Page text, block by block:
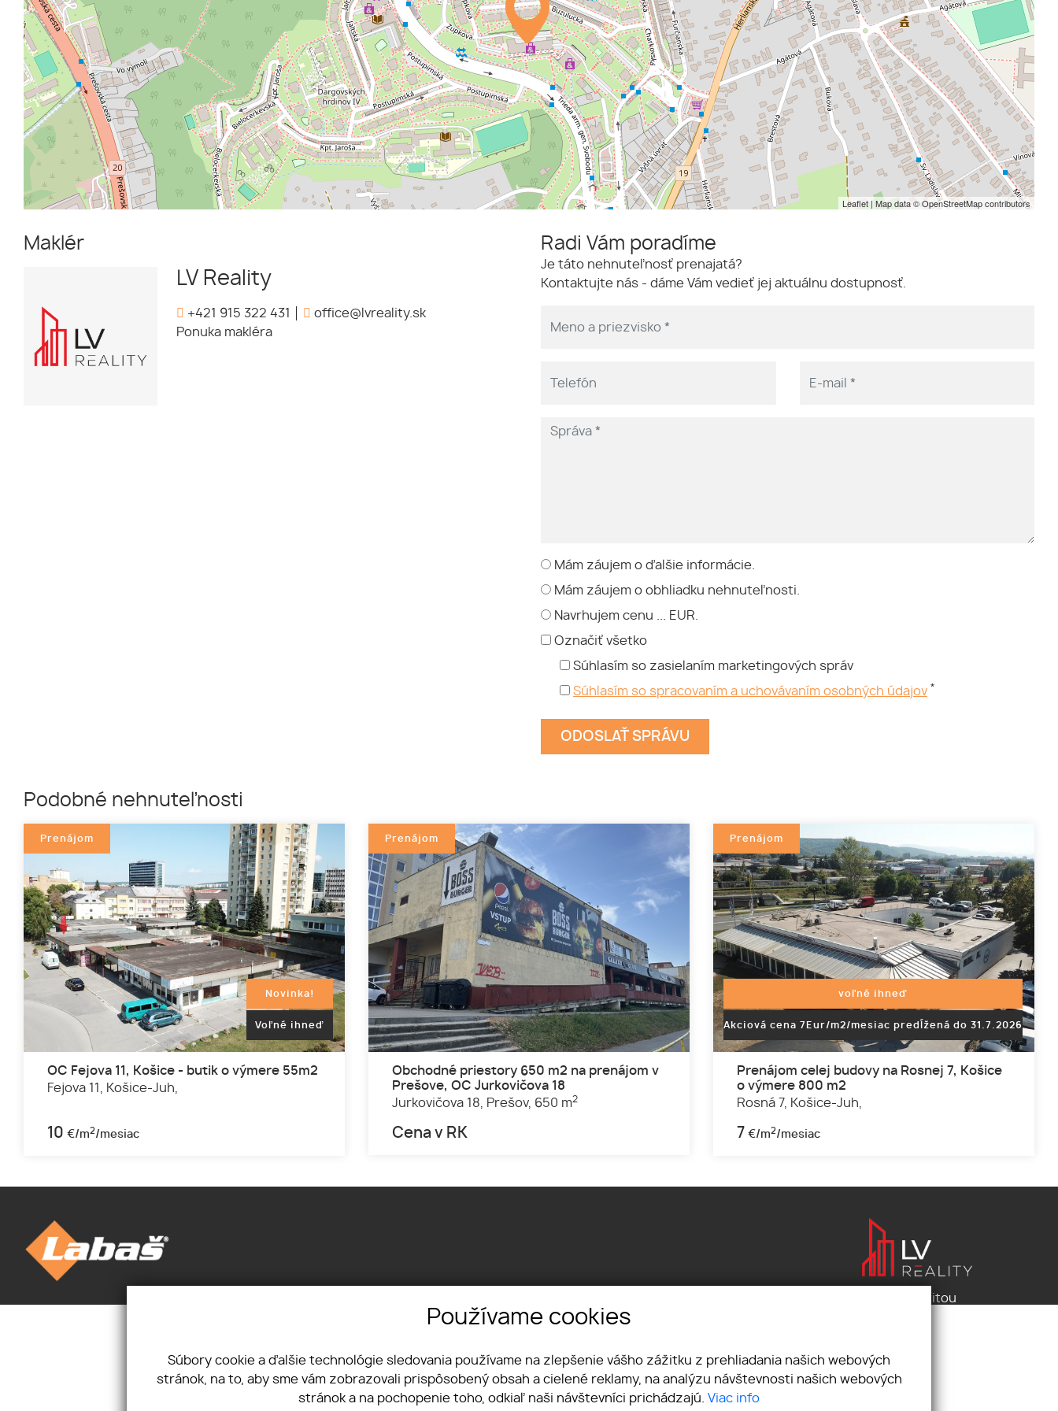
Leaflet | Map data ©OpenStreetMapcontributors
Maklér
LV Reality
+421 915 322 431
office@lvreality.sk
Ponuka makléra
Radi Vám poradíme
Je táto nehnuteľnosť prenajatá?
Kontaktujte nás - dáme Vám vedieť jej aktuálnu dostupnosť.
Mám záujem o ďalšie informácie.
Mám záujem o obhliadku nehnuteľnosti.
Navrhujem cenu ... EUR.
Označiť všetko
Súhlasím so zasielaním marketingových správ
Súhlasím so spracovaním a uchovávaním osobných údajov *
Podobné nehnuteľnosti
Prenájom
Novinka!
Voľné ihneď
OC Fejova 11, Košice - butik o výmere 55m2
Fejova 11,
Košice-Juh,
10 €/m2/mesiac
Prenájom
Obchodné priestory 650 m2 na prenájom v
Prešove, OC Jurkovičova 18
Jurkovičova 18,
Prešov, 650 m2
Cena v RK
Prenájom
voľné ihneď
Akciová cena 7Eur/m2/mesiac predĺžená do 31.7.2026
Prenájom celej budovy na Rosnej 7, Košice
o výmere 800 m2
Rosná 7, Košice-Juh,
7 €/m2/mesiac
Mám záujem
Ponúkam
Textilná 1, 04012 Košice
office@lvreality.sk
Pod záštitou
Používame cookies
Súbory cookie a ďalšie technológie sledovania používame na zlepšenie vášho zážitku z prehliadania našich webových
stránok, na to, aby sme vám zobrazovali prispôsobený obsah a cielené reklamy, na analýzu návštevnosti našich webových
stránok a na pochopenie toho, odkiaľ naši návštevníci prichádzajú. Viac info